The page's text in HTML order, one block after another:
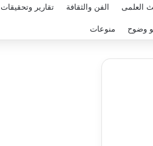
العلمى الفن والثقافة تقارير وتحقيقات
وضوح منوعات